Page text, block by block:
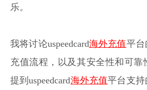
乐。
我将讨论uspeedcard海外充值平台
充值流程，以及其安全性和可靠
提到uspeedcard海外充值平台支持